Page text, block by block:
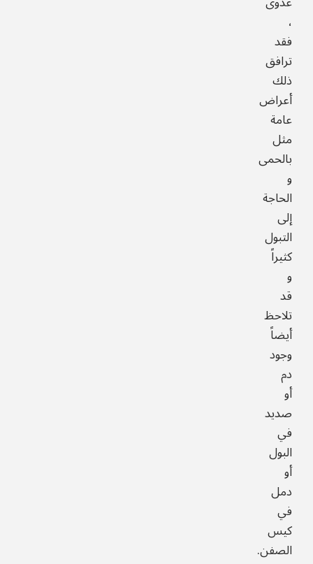
،
فقد
ترافق
ذلك
أعراض
عامة
مثل
بالحمى
و
الحاجة
إلى
التبول
كثيراً
و
قد
تلاحظ
أيضاً
وجود
دم
أو
صديد
في
البول
أو
دمل
في
كيس
الصفن.